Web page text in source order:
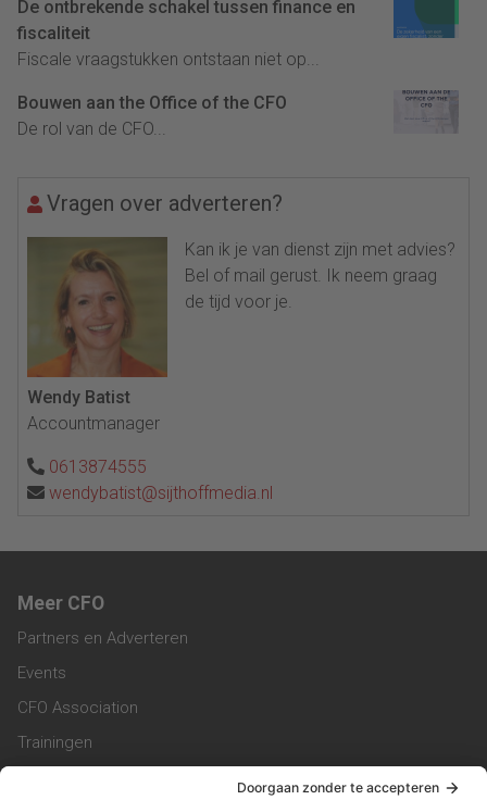
De ontbrekende schakel tussen finance en
fiscaliteit
Fiscale vraagstukken ontstaan niet op...
Bouwen aan the Office of the CFO
De rol van de CFO...
Vragen over adverteren?
Kan ik je van dienst zijn met advies?
Bel of mail gerust. Ik neem graag
de tijd voor je.
Wendy Batist
Accountmanager
0613874555
wendybatist@sijthoffmedia.nl
Meer CFO
Partners en Adverteren
Events
CFO Association
Trainingen